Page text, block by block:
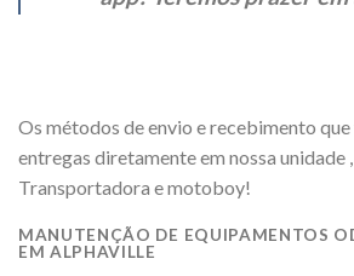
Os métodos de envio e recebimento que
entregas diretamente em nossa unidade ,
Transportadora e motoboy!
MANUTENÇÃO DE EQUIPAMENTOS
EM ALPHAVILLE